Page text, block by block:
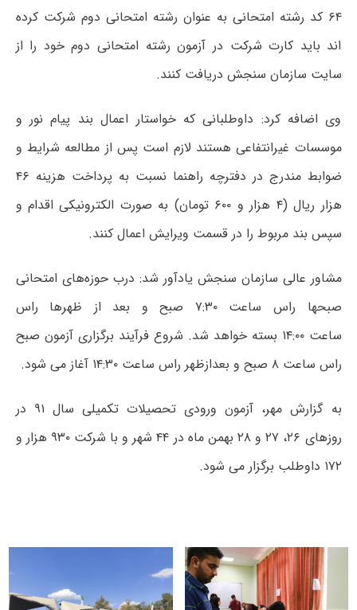
۶۴ کد رشته امتحانی به عنوان رشته امتحانی دوم شرکت کرده
اند باید کارت شرکت در آزمون رشته امتحانی دوم خود را از
سایت سازمان سنجش دریافت کنند.
وی اضافه کرد: داوطلبانی که خواستار اعمال بند پیام نور و
موسسات غیرانتفاعی هستند لازم است پس از مطالعه شرایط و
ضوابط مندرج در دفترچه راهنما نسبت به پرداخت هزینه ۴۶
هزار ریال (۴ هزار و ۶۰۰ تومان) به صورت الکترونیکی اقدام و
سپس بند مربوط را در قسمت ویرایش اعمال کنند.
مشاور عالی سازمان سنجش یادآور شد: درب حوزه‌های امتحانی
صبحها راس ساعت ۷:۳۰ صبح و بعد از ظهرها راس
ساعت ۱۴:۰۰ بسته خواهد شد. شروع فرآیند برگزاری آزمون صبح
راس ساعت ۸ صبح و بعدازظهر راس ساعت ۱۴:۳۰ آغاز می شود.
به گزارش مهر، آزمون‌ ورودی‌ تحصیلات‌ تکمیلی‌ سال ۹۱ در
روزهای ۲۶، ۲۷ و ۲۸ بهمن ماه در ۴۴ شهر و با شرکت ۹۳۰ هزار و
۱۷۲ داوطلب برگزار می شود.